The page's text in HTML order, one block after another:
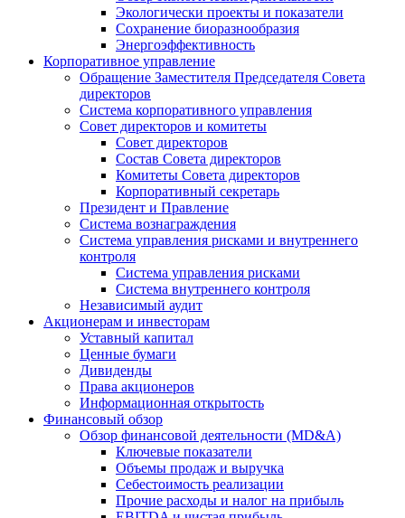
Экологически проекты и показатели
Сохранение биоразнообразия
Энергоэффективность
Корпоративное управление
Обращение Заместителя Председателя Совета
директоров
Система корпоративного управления
Совет директоров и комитеты
Совет директоров
Состав Совета директоров
Комитеты Совета директоров
Корпоративный секретарь
Президент и Правление
Система вознаграждения
Система управления рисками и внутреннего
контроля
Система управления рисками
Система внутреннего контроля
Независимый аудит
Акционерам и инвесторам
Уставный капитал
Ценные бумаги
Дивиденды
Права акционеров
Информационная открытость
Финансовый обзор
Обзор финансовой деятельности (MD&A)
Ключевые показатели
Объемы продаж и выручка
Себестоимость реализации
Прочие расходы и налог на прибыль